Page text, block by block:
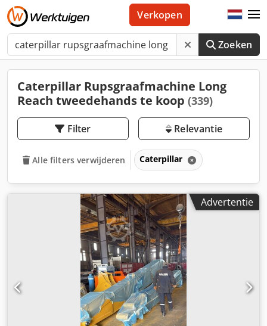
Zoeken
Verkopen
Caterpillar Rupsgraafmachine Long
Reach tweedehands te koop (339)
Filter Relevantie
Alle filters verwijderen Caterpillar
Advertentie